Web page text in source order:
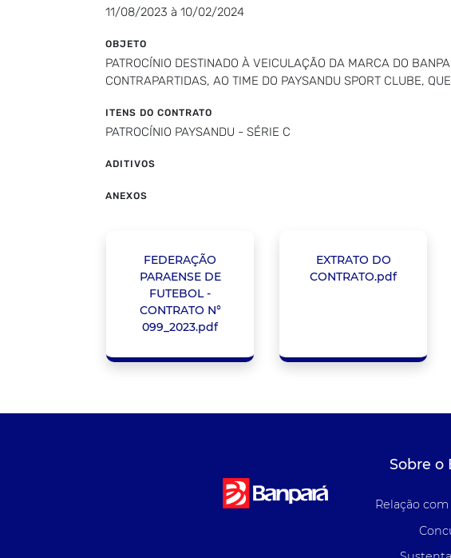
11/08/2023 à 10/02/2024
OBJETO
PATROCÍNIO DESTINADO À VEICULAÇÃO DA MARCA DO
CONTRAPARTIDAS, AO TIME DO PAYSANDU SPORT CLUBE,
ITENS DO CONTRATO
PATROCÍNIO PAYSANDU - SÉRIE C
ADITIVOS
ANEXOS
FEDERAÇÃO
PARAENSE DE
FUTEBOL -
CONTRATO N°
099_2023.pdf
EXTRATO DO
CONTRATO.pdf
Sobre o
Relação